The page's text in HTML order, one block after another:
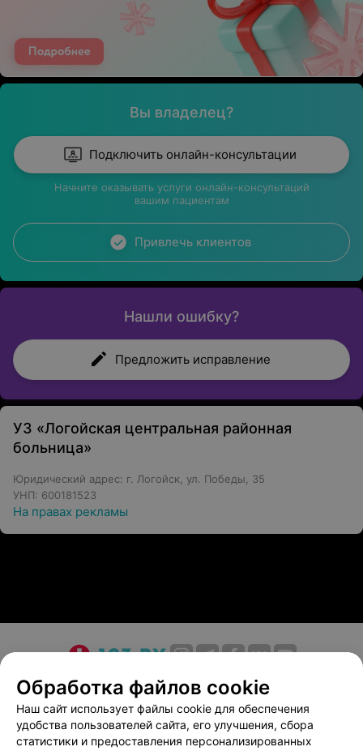
Вы владелец?
Подключить онлайн-консультации
Начните оказывать услуги онлайн-консультаций
вашим пациентам
Привлечь клиентов
Нашли ошибку?
Предложить исправление
УЗ «Логойская центральная районная
больница»
Юридический адрес: г. Логойск, ул. Победы, 35
УНП: 600181523
На правах рекламы
О проекте Новости проекта
Размещение рекламы
Медицинский маркетинг
Публичный договор
Пользовательское соглашение
Способы оплаты
Вакансии
Партнеры
Обработка файлов cookie
Наш сайт использует файлы cookie для обеспечения
удобства пользователей сайта, его улучшения, сбора
статистики и предоставления персонализированных